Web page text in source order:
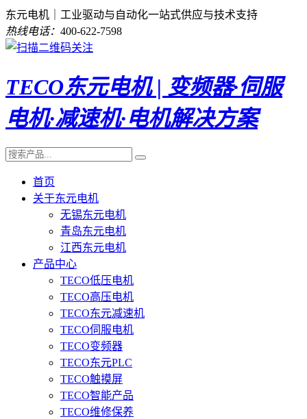
东元电机｜工业驱动与自动化一站式供应与技术支持
热线电话： 400-622-7598
TECO东元电机 | 变频器·伺服
电机·减速机·电机解决方案
首页
关于东元电机
无锡东元电机
青岛东元电机
江西东元电机
产品中心
TECO低压电机
TECO高压电机
TECO东元减速机
TECO伺服电机
TECO变频器
TECO东元PLC
TECO触摸屏
TECO智能产品
TECO维修保养